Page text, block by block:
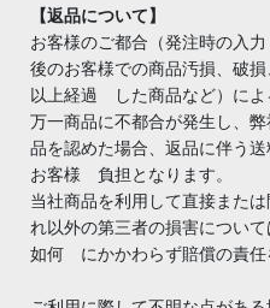
【返品について】
お客様のご都合（発注時の入
後のお客様での商品汚損、破
以上経過 した商品など）によ
万一商品に不都合が発生し、
品を認めた場合、返品に伴う
お客様 負担となります。
当社商品を利用して直接また
れ以外の第三者の損害につい
如何 にかかわらず賠償の責任